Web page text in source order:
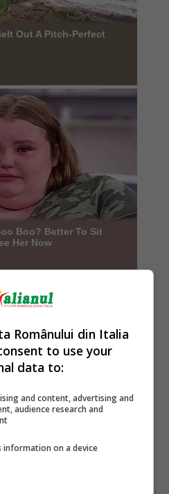
Românului din Italia
to use your
data to:
and content, advertising and
audience research and
information on a device